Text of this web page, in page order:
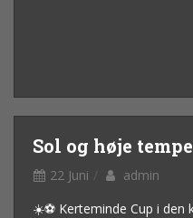
Sol og høje
22 Juni
admin
☀️⚽ Kerteminde Cup i den